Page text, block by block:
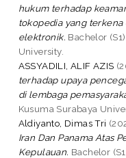
hukum terhadap
tokopedia yang terkena
elektronik. Bachelor
University.
ASSYADILI, ALIF AZIS
terhadap upaya
di lembaga
Kusuma Surabaya
Aldiyanto, Dimas Tri
Iran Dan Panama Atas
Kepulauan. Bachelor